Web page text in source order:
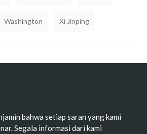
Washington Xi Jinping
bahwa setiap saran yang kami
Segala informasi dari kami